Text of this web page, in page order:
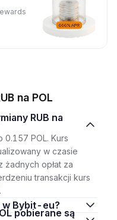
na POL
0.157 POL. Kurs
w czasie
opłat za
transakcji kurs
w Bybit-eu?